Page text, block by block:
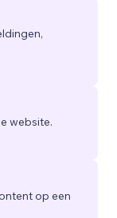
website.
op een